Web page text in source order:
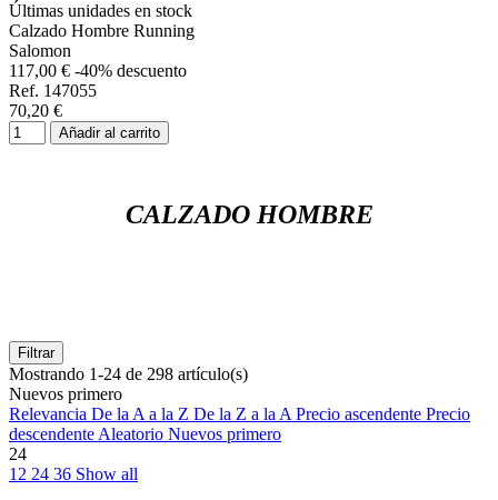
Últimas unidades en stock
Calzado Hombre Running
Salomon
117,00 € -40% descuento
Ref. 147055
70,20 €
Añadir al carrito
CALZADO HOMBRE
Filtrar
Mostrando 1-24 de 298 artículo(s)
Nuevos primero
Relevancia De la A a la Z De la Z a la APrecio ascendente Precio
descendenteAleatorio Nuevos primero
24
12 24 36 Show all